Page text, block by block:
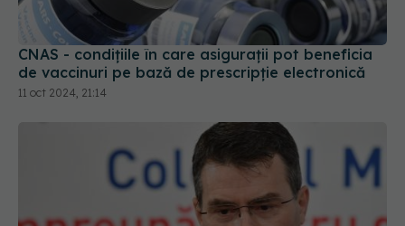
CNAS - condițiile în care asigurații pot beneficia
de vaccinuri pe bază de prescripție electronică
11 oct 2024, 21:14